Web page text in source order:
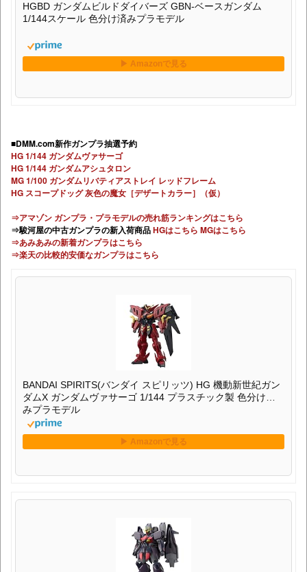
HGBD ガンダムビルドダイバーズ GBN-ベースガンダム
1/144スケール 色分け済みプラモデル
■DMM.com新作ガンプラ抽選予約
HG 1/144 ガンダムヴァサーゴ
HG 1/144 ガンダムアシュタロン
MG 1/100 ガンダムリバティアストレイ レッドフレーム
HG スコープドッグ 灰色の魔女［デザートカラー］（仮）
⇒アマゾン ガンプラ・プラモデルの売れ筋ランキングはこちら
⇒駿河屋の中古ガンプラの新入荷商品HGはこちら MGはこちら
⇒あみあみの新着ガンプラはこちら
⇒楽天の比較的安価なガンプラはこちら
BANDAI SPIRITS(バンダイ スピリッツ) HG 機動新世紀ガン
ダムX ガンダムヴァサーゴ 1/144 プラスチック製 色分け済
みプラモデル